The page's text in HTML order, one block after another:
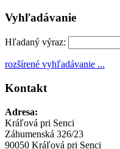
Vyhľadávanie
Hľadaný výraz:
rozšírené vyhľadávanie ...
Kontakt
Adresa:
Kráľová pri Senci
Záhumenská 326/23
90050 Kráľová pri Senci